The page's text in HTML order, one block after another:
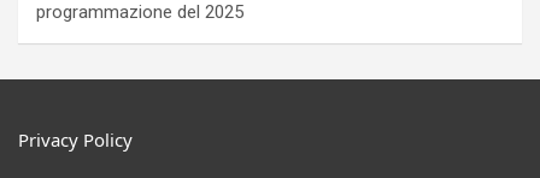
programmazione del 2025
Privacy Policy